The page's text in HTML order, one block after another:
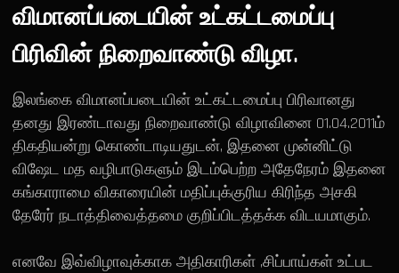
விமானப்படையின் உட்கட்டமைப்பு
பிரிவின் நிறைவாண்டு விழா.
இலங்கை விமானப்படையின் உட்கட்டமைப்பு பிரிவானது
தனது இரண்டாவது நிறைவாண்டு விழாவினை 01.04.2011ம்
திகதியன்று கொண்டாடியதுடன், இதனை முன்னிட்டு
விஷேட மத வழிபாடுகளும் இடம்பெற்ற அதேநேரம் இதனை
கங்காராமை விகாரையின் மதிப்புக்குரிய கிரிந்த அசகி
தேரேர் நடாத்திவைத்தமை குறிப்பிடத்தக்க விடயமாகும்.
எனவே இவ்விழாவுக்காக அதிகாரிகள் ,சிப்பாய்கள் உட்பட